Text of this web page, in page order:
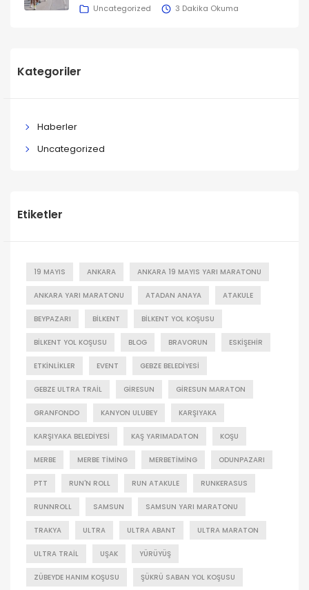
Uncategorized 3 Dakika Okuma
Kategoriler
Haberler
Uncategorized
Etiketler
19 MAYIS ANKARA ANKARA 19 MAYIS YARI MARATONU
ANKARA YARI MARATONU ATADAN ANAYA ATAKULE
BEYPAZARI BILKENT BILKENT YOL KOŞUSU
BILKENT YOL KOŞUSU BLOG BRAVORUN ESKIŞEHIR
ETKINLIKLER EVENT GEBZE BELEDIYESI
GEBZE ULTRA TRAIL GIRESUN GIRESUN MARATON
GRANFONDO KANYON ULUBEY KARŞIYAKA
KARŞIYAKA BELEDIYESI KAŞ YARIMADATON KOŞU
MERBE MERBE TIMING MERBETIMING ODUNPAZARI
PTT RUN'N ROLL RUN ATAKULE RUNKERASUS
RUNNROLL SAMSUN SAMSUN YARI MARATONU
TRAKYA ULTRA ULTRA ABANT ULTRA MARATON
ULTRA TRAIL UŞAK YÜRÜYÜŞ
ZÜBEYDE HANIM KOŞUSU ŞÜKRÜ SABAN YOL KOŞUSU